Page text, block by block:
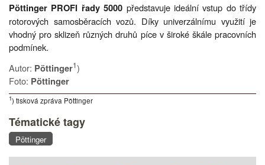
Pöttinger PROFI řady 5000 představuje ideální vstup do třídy
rotorových samosběracích vozů. Díky univerzálnímu využití je
vhodný pro sklizeň různých druhů píce v široké škále pracovních
podmínek.
Autor: Pöttinger1)
Foto: Pöttinger
1) tisková zpráva Pöttinger
Tématické tagy
Pöttinger